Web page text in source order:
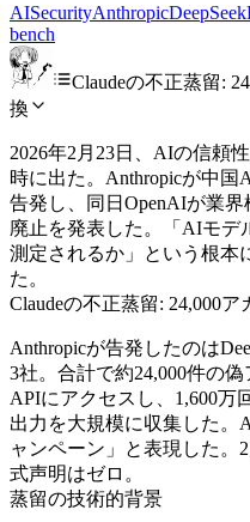
AISecurityAnthropicDeepSeek
bench
Claudeの不正蒸留:
換
2026年2月23日、AIの信頼
時に出た。Anthropicが中国
告発し、同日OpenAIが業界
廃止を発表した。「AIモデ
測定されるか」という根本
た。
Claudeの不正蒸留: 24,000
Anthropicが告発したのは
3社。合計で約24,000件の
APIにアクセスし、1,600万
出力を大規模に収集した。
ャンペーン」と表現した。
式声明はゼロ。
蒸留の技術的背景